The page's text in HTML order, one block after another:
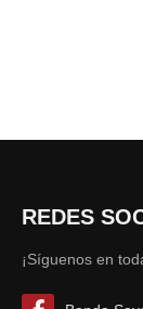
REDES
¡Síguenos en